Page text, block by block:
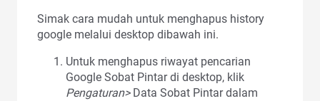
Simak cara mudah untuk menghapus history
google melalui desktop dibawah ini.
Untuk menghapus riwayat pencarian
Google Sobat Pintar di desktop, klik
Pengaturan>Data Sobat Pintar dalam